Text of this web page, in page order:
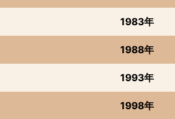
1983年
1988年
1993年
1998年